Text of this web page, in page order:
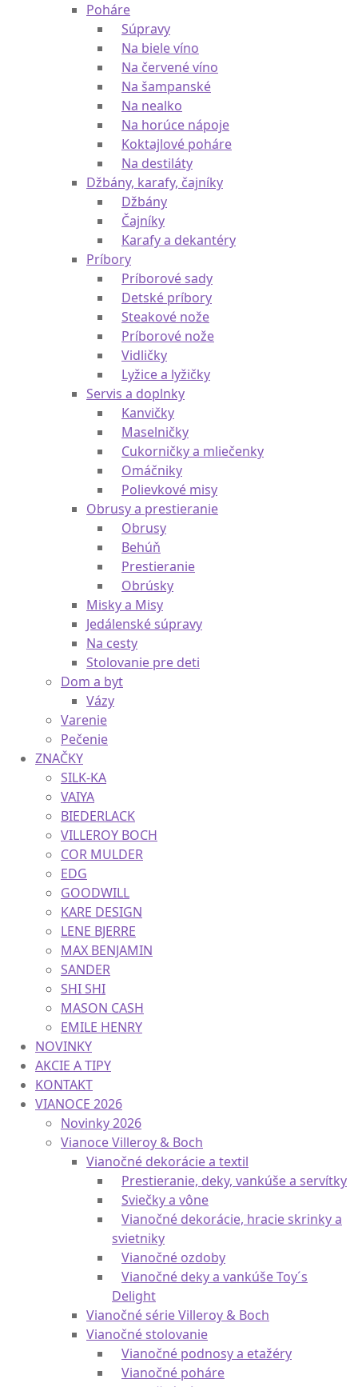
Šálky
Podšálky
Poháre
Súpravy
Na biele víno
Na červené víno
Na šampanské
Na nealko
Na horúce nápoje
Koktajlové poháre
Na destiláty
Džbány, karafy, čajníky
Džbány
Čajníky
Karafy a dekantéry
Príbory
Príborové sady
Detské príbory
Steakové nože
Príborové nože
Vidličky
Lyžice a lyžičky
Servis a doplnky
Kanvičky
Maselničky
Cukorničky a mliečenky
Omáčniky
Polievkové misy
Obrusy a prestieranie
Obrusy
Behúň
Prestieranie
Obrúsky
Misky a Misy
Jedálenské súpravy
Na cesty
Stolovanie pre deti
Dom a byt
Vázy
Varenie
Pečenie
ZNAČKY
SILK-KA
VAIYA
BIEDERLACK
VILLEROY BOCH
COR MULDER
EDG
GOODWILL
KARE DESIGN
LENE BJERRE
MAX BENJAMIN
SANDER
SHI SHI
MASON CASH
EMILE HENRY
NOVINKY
AKCIE A TIPY
KONTAKT
VIANOCE 2026
Novinky 2026
Vianoce Villeroy & Boch
Vianočné dekorácie a textil
Prestieranie, deky, vankúše a servítky
Sviečky a vône
Vianočné dekorácie, hracie skrinky a
svietniky
Vianočné ozdoby
Vianočné deky a vankúše Toy´s
Delight
Vianočné série Villeroy & Boch
Vianočné stolovanie